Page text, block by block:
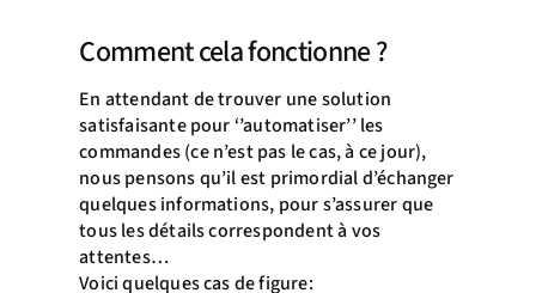
Comment cela fonctionne ?
En attendant de trouver une solution
satisfaisante pour ‘’automatiser’’ les
commandes (ce n’est pas le cas, à ce jour),
nous pensons qu’il est primordial d’échanger
quelques informations, pour s’assurer que
tous les détails correspondent à vos
attentes…
Voici quelques cas de figure: